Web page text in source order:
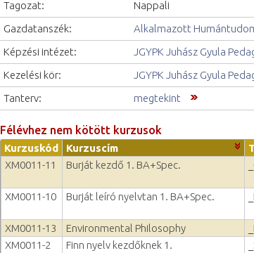
Tagozat:
Nappali
Gazdatanszék:
Alkalmazott
Képzési intézet:
JGYPK Juhász Gyula
Kezelési kör:
JGYPK Juhász Gyula
Tanterv:
megtekint
Félévhez nem kötött kurzusok
Kurzuskód Kurzuscím
XM0011-11
Burját kezdő 1. BA+Spec.
XM0011-10
Burját leíró nyelvtan 1. BA+Spec.
XM0011-13
Environmental Philosophy
XM0011-2
Finn nyelv kezdőknek 1.